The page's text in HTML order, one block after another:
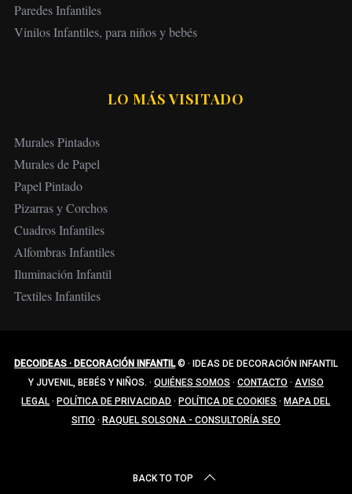
Paredes Infantiles
Vinilos Infantiles, para niños y bebés
LO MÁS VISITADO
Murales Pintados
Murales de Papel
Papel Pintado
Pizarras y Corchos
Cuadros Infantiles
Alfombras Infantiles
Iluminación Infantil
Textiles Infantiles
DECOIDEAS · DECORACIÓN INFANTIL© · IDEAS DE DECORACIÓN INFANTIL
Y JUVENIL, BEBÉS Y NIÑOS. · QUIÉNES SOMOS · CONTACTO · AVISO
LEGAL · POLÍTICA DE PRIVACIDAD · POLÍTICA DE COOKIES · MAPA DEL
SITIO · RAQUEL SOLSONA - CONSULTORÍA SEO
BACK TO TOP